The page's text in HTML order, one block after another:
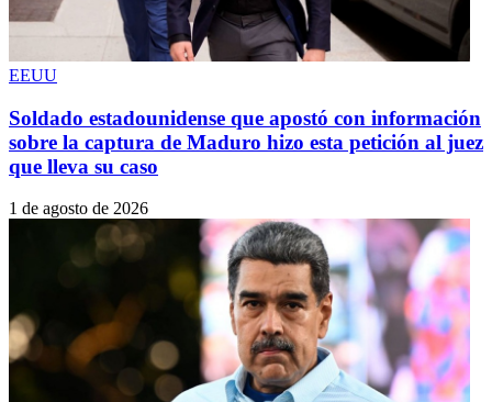
EEUU
Soldado estadounidense que apostó con información
sobre la captura de Maduro hizo esta petición al juez
que lleva su caso
1 de agosto de 2026